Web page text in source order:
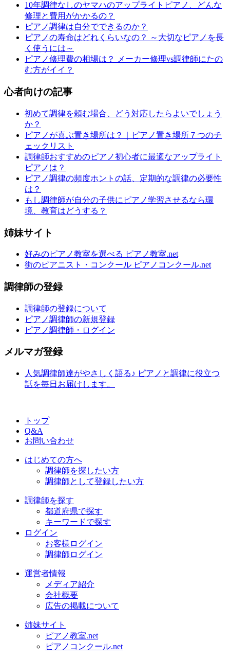
10年調律なしのヤマハのアップライトピアノ、どんな
修理と費用がかかるの？
ピアノ調律は自分でできるのか？
ピアノの寿命はどれくらいなの？ ～大切なピアノを長
く使うには～
ピアノ修理費の相場は？ メーカー修理vs調律師にたの
む方がイイ？
心者向けの記事
初めて調律を頼む場合、どう対応したらよいでしょう
か？
ピアノが喜ぶ置き場所は？｜ピアノ置き場所７つのチ
ェックリスト
調律師おすすめのピアノ初心者に最適なアップライト
ピアノは？
ピアノ調律の頻度ホントの話、定期的な調律の必要性
は？
もし調律師が自分の子供にピアノ学習させるなら環
境、教育はどうする？
姉妹サイト
好みのピアノ教室を選べる ピアノ教室.net
街のピアニスト・コンクール ピアノコンクール.net
調律師の登録
調律師の登録について
ピアノ調律師の新規登録
ピアノ調律師・ログイン
メルマガ登録
人気調律師達がやさしく語る♪ ピアノと調律に役立つ
話を毎日お届けします。
トップ
Q&A
お問い合わせ
はじめての方へ
調律師を探したい方
調律師として登録したい方
調律師を探す
都道府県で探す
キーワードで探す
ログイン
お客様ログイン
調律師ログイン
運営者情報
メディア紹介
会社概要
広告の掲載について
姉妹サイト
ピアノ教室.net
ピアノコンクール.net